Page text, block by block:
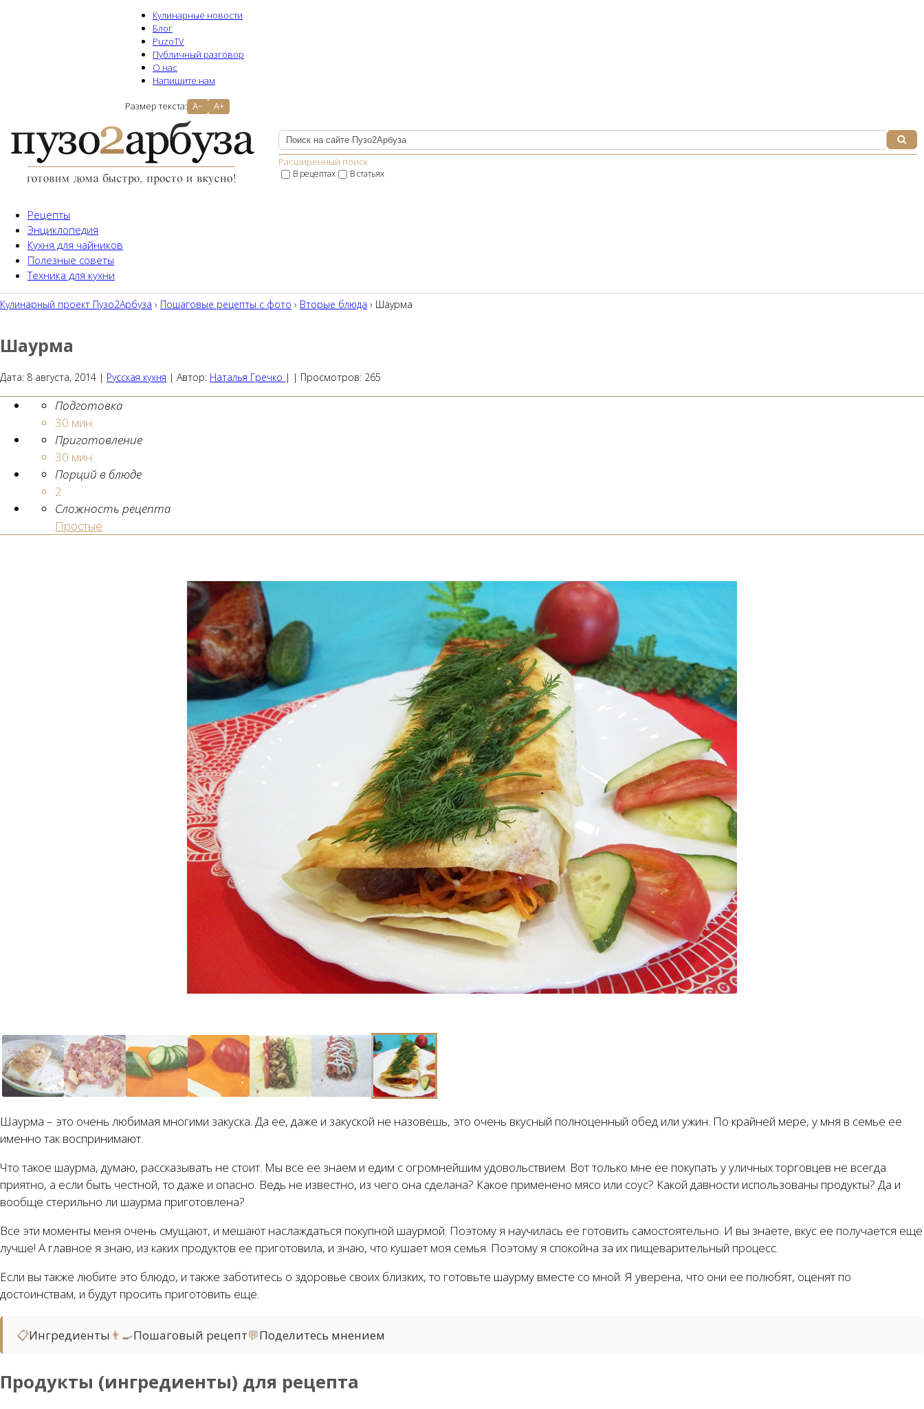
Кулинарные новости
Блог
PuzoTV
Публичный разговор
О нас
Напишите нам
Размер текста: A− A+
Расширенный поиск
В рецептах В статьях
Рецепты
Энциклопедия
Кухня для чайников
Полезные советы
Техника для кухни
Кулинарный проект Пузо2Aрбуза › Пошаговые рецепты с фото › Вторые блюда › Шаурма
Шаурма
Дата: 8 августа, 2014 | Русская кухня | Автор: Наталья Гречко | | Просмотров: 265
Подготовка
30 мин.
Приготовление
30 мин.
Порций в блюде
2
Сложность рецепта
Простые
Шаурма – это очень любимая многими закуска. Да ее, даже и закуской не назовешь, это очень вкусный полноценный обед или ужин. По крайней мере, у мня в семье ее
именно так воспринимают.
Что такое шаурма, думаю, рассказывать не стоит. Мы все ее знаем и едим с огромнейшим удовольствием. Вот только мне ее покупать у уличных торговцев не всегда
приятно, а если быть честной, то даже и опасно. Ведь не известно, из чего она сделана? Какое применено мясо или соус? Какой давности использованы продукты? Да и
вообще стерильно ли шаурма приготовлена?
Все эти моменты меня очень смущают, и мешают наслаждаться покупной шаурмой. Поэтому я научилась ее готовить самостоятельно. И вы знаете, вкус ее получается еще
лучше! А главное я знаю, из каких продуктов ее приготовила, и знаю, что кушает моя семья. Поэтому я спокойна за их пищеварительный процесс.
Если вы также любите это блюдо, и также заботитесь о здоровье своих близких, то готовьте шаурму вместе со мной. Я уверена, что они ее полюбят, оценят по
достоинствам, и будут просить приготовить еще.
📋Ингредиенты 👨‍🍳Пошаговый рецепт💬Поделитесь мнением
Продукты (ингредиенты) для рецепта